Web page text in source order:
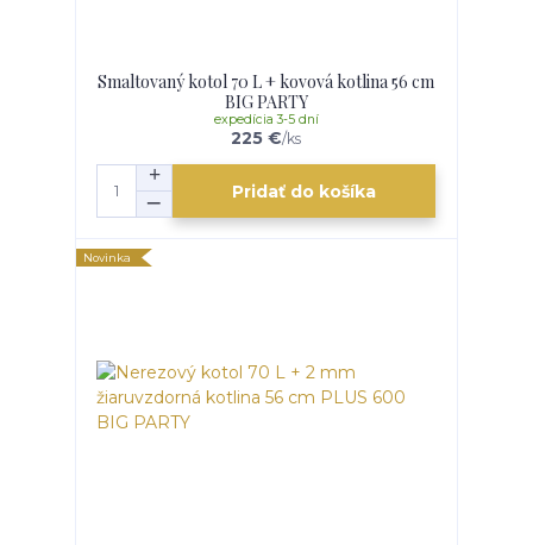
Smaltovaný kotol 70 L + kovová kotlina 56 cm
BIG PARTY
225 €/ks
expedícia 3-5 dní
Pridať do košíka
Novinka